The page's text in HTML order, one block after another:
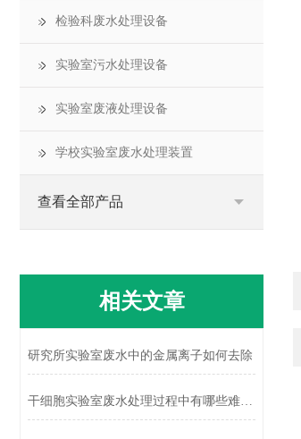
检验科废水处理设备
实验室污水处理设备
实验室废液处理设备
学校实验室废水处理装置
查看全部产品
相关文章
研究所实验室废水中的金属离子如何去除
干细胞实验室废水处理过程中有哪些难点？